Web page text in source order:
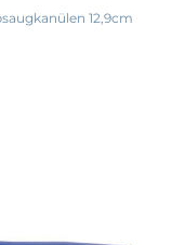
12,9cm